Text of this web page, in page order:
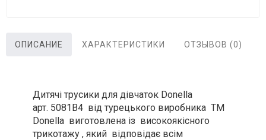
ОПИСАНИЕ ХАРАКТЕРИСТИКИ ОТЗЫВОВ (0)
Дитячі трусики для дівчаток Donella
арт. 5081B4 від турецького виробника ТМ
Donella виготовлена із високоякісного
трикотажу , який відповідає всім